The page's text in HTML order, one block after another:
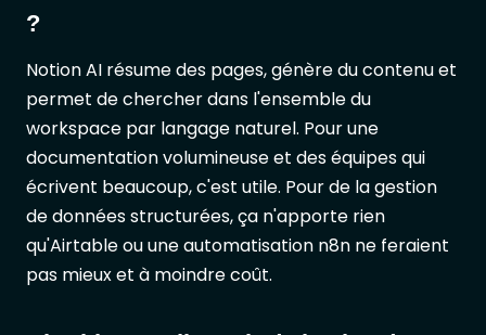
?
Notion AI résume des pages, génère du contenu et
permet de chercher dans l'ensemble du
workspace par langage naturel. Pour une
documentation volumineuse et des équipes qui
écrivent beaucoup, c'est utile. Pour de la gestion
de données structurées, ça n'apporte rien
qu'Airtable ou une automatisation n8n ne feraient
pas mieux et à moindre coût.